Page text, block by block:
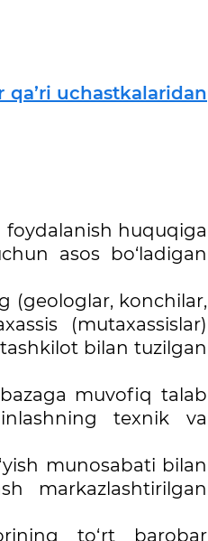
uchastkalaridan
foydalanish huquqiga
asos bo‘ladigan
(geologlar, konchilar,
(mutaxassislar)
bilan tuzilgan
muvofiq talab
texnik va
munosabati bilan
markazlashtirilgan
to‘rt barobar